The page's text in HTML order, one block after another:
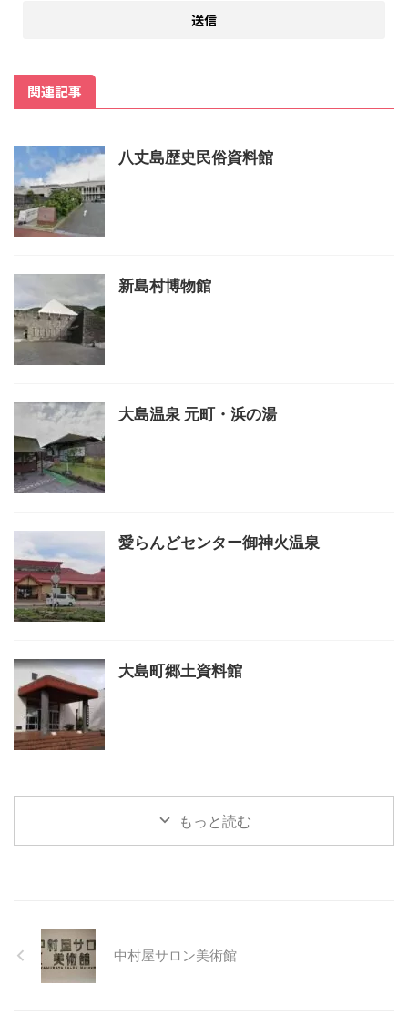
関連記事
八丈島歴史民俗資料館
新島村博物館
大島温泉 元町・浜の湯
愛らんどセンター御神火温泉
大島町郷土資料館
もっと読む
中村屋サロン美術館